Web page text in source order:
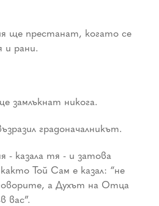
ще престанат, когато се
и рани.
замлъкнат никога.
градоначалникът.
- казала тя - и затова
Той Сам е казал: “не
а Духът на Отца
вас”.